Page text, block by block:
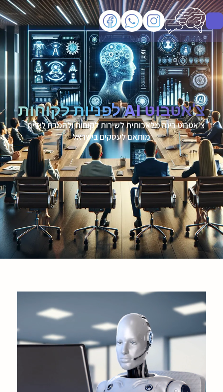
צ'אטבוט AI לפניות לקוחות
צ'אטבוט בינה מלאכותית לשירות לקוחות ולהמרת לידים —
מותאם לעסקים בישראל